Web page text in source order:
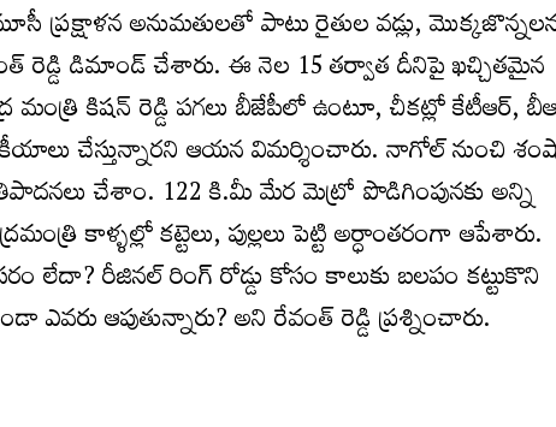
ప్రక్షాళన అనుమతులతో పాటు రైతుల వడ్లు,
రెడ్డి డిమాండ్ చేశారు. ఈ నెల 15 తర్వాత దీనిపై ఖచ్చితమైన
మంత్రి కిషన్ రెడ్డి పగలు బీజేపీలో ఉంటూ, చీకట్లో కేటీఆర్,
చేస్తున్నారని ఆయన విమర్శించారు. నాగోల్ నుంచి
చేశాం. 122 కి.మీ మేర మెట్రో పొడిగింపునకు అన్ని
కాళ్ళల్లో కట్టెలు, పుల్లలు పెట్టి అర్ధాంతరంగా ఆపేశారు.
లేదా? రీజినల్ రింగ్ రోడ్డు కోసం కాలుకు బలపం కట్టుకొని
ఎవరు ఆపుతున్నారు? అని రేవంత్ రెడ్డి ప్రశ్నించారు.